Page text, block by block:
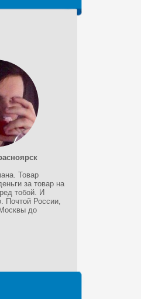
Товар
за товар на
тобой. И
Почтой России,
до